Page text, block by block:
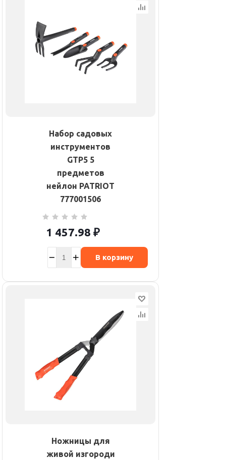
Набор садовых
инструментов
GTP5 5
предметов
нейлон PATRIOT
777001506
1 457.98 ₽
В корзину
Ножницы для
живой изгороди